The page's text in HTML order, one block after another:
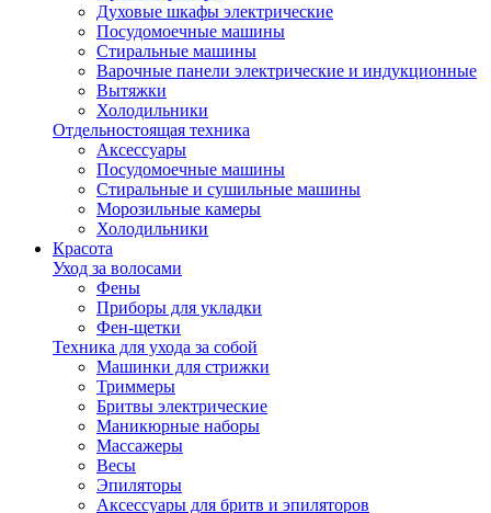
Духовые шкафы электрические
Посудомоечные машины
Стиральные машины
Варочные панели электрические и индукционные
Вытяжки
Холодильники
Отдельностоящая техника
Аксессуары
Посудомоечные машины
Стиральные и сушильные машины
Морозильные камеры
Холодильники
Красота
Уход за волосами
Фены
Приборы для укладки
Фен-щетки
Техника для ухода за собой
Машинки для стрижки
Триммеры
Бритвы электрические
Маникюрные наборы
Массажеры
Весы
Эпиляторы
Аксессуары для бритв и эпиляторов